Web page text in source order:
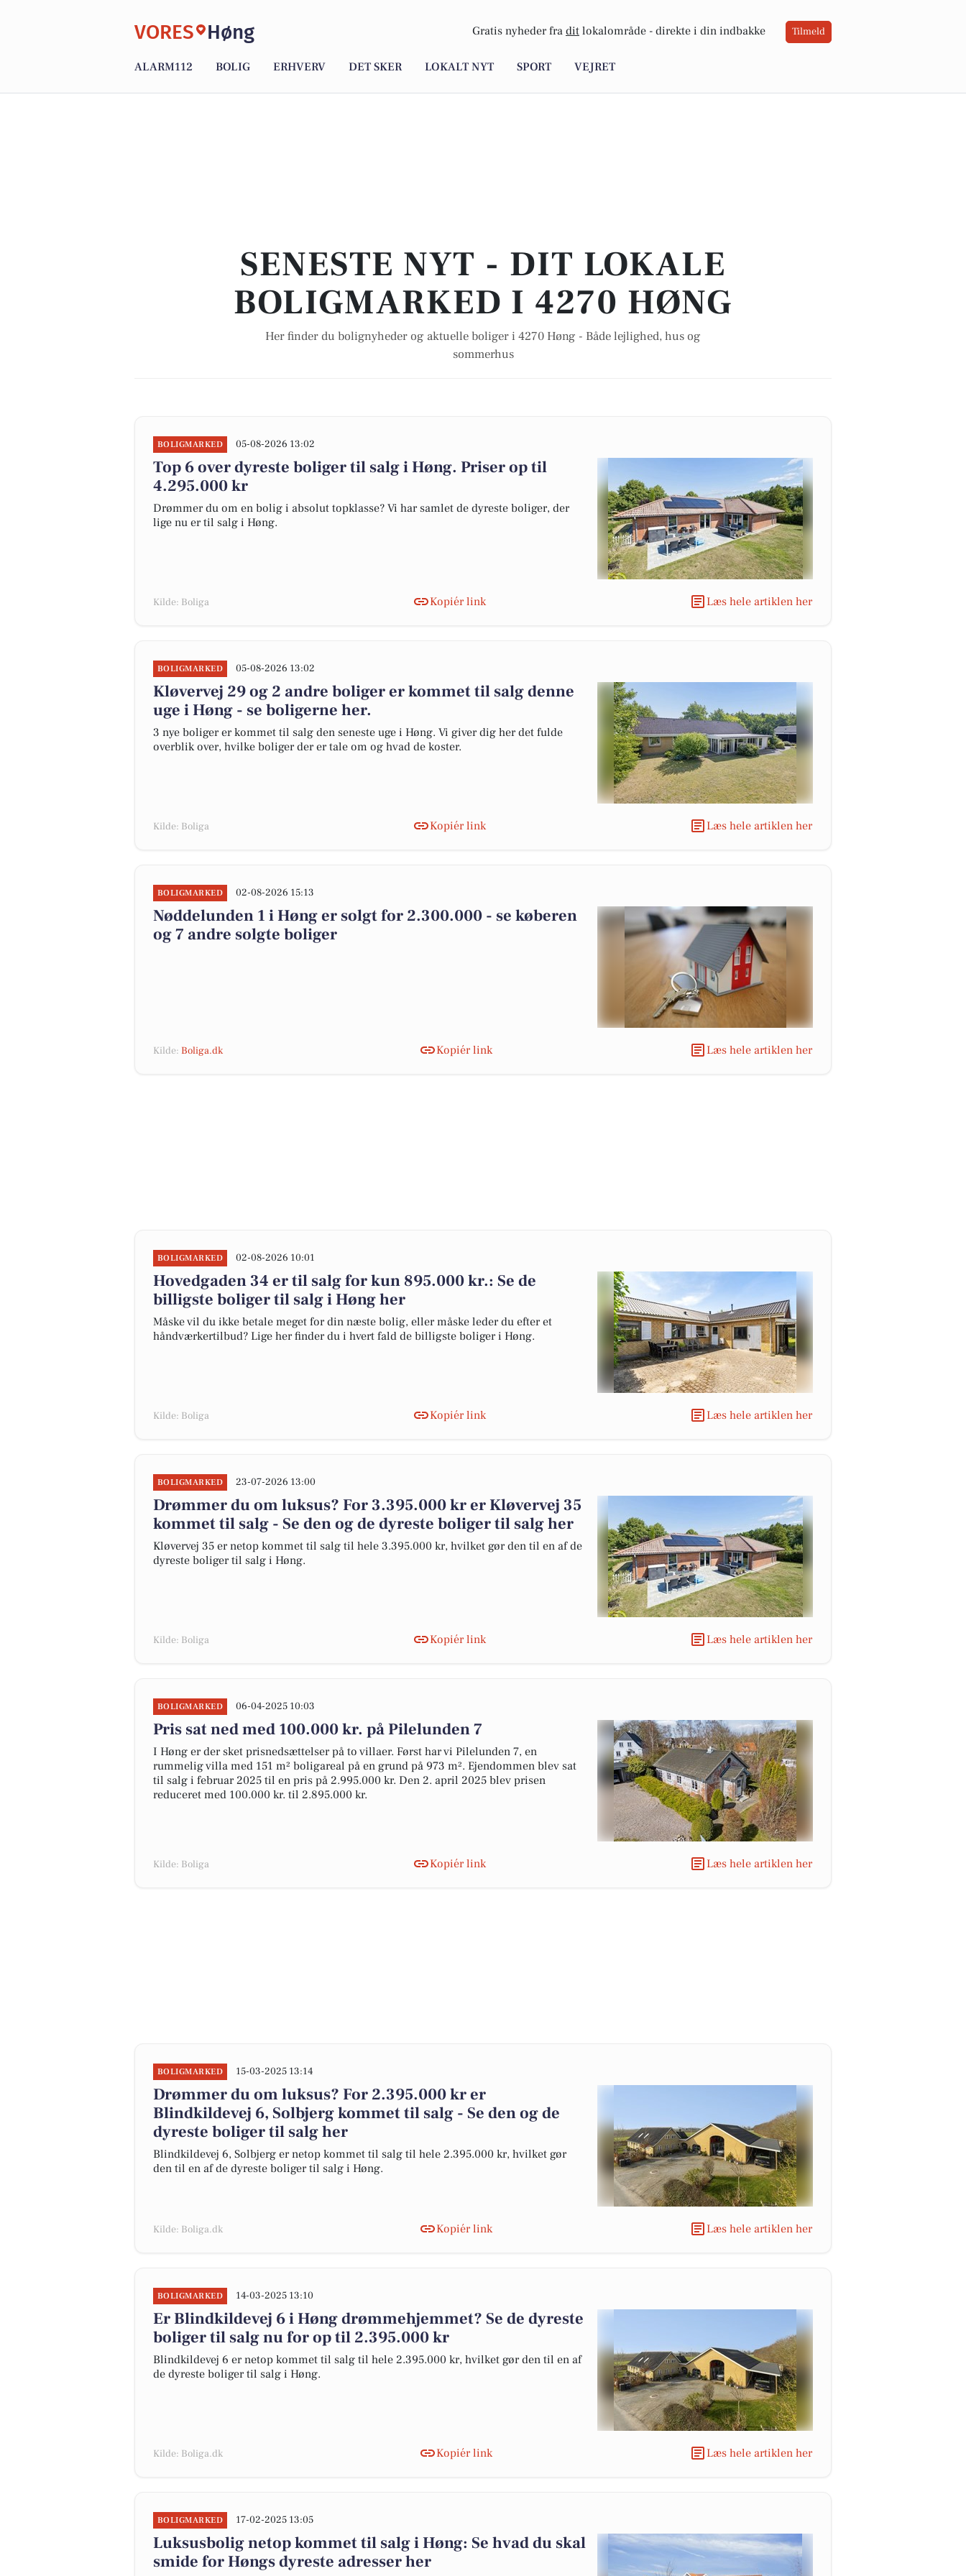
VORES Høng Gratis nyheder fra dit lokalområde - direkte i din indbakke Tilmeld
ALARM112 BOLIG ERHVERV DET SKER LOKALT NYT SPORT VEJRET
SENESTE NYT - DIT LOKALE
BOLIGMARKED I 4270 HØNG
Her finder du bolignyheder og aktuelle boliger i 4270 Høng - Både lejlighed, hus og
sommerhus
BOLIGMARKED 05-08-2026 13:02
Top 6 over dyreste boliger til salg i Høng. Priser op til
4.295.000 kr
Drømmer du om en bolig i absolut topklasse? Vi har samlet de dyreste boliger, der
lige nu er til salg i Høng.
Kilde: Boliga Kopiér link Læs hele artiklen her
BOLIGMARKED 05-08-2026 13:02
Kløvervej 29 og 2 andre boliger er kommet til salg denne
uge i Høng - se boligerne her.
3 nye boliger er kommet til salg den seneste uge i Høng. Vi giver dig her det fulde
overblik over, hvilke boliger der er tale om og hvad de koster.
Kilde: Boliga Kopiér link Læs hele artiklen her
BOLIGMARKED 02-08-2026 15:13
Nøddelunden 1 i Høng er solgt for 2.300.000 - se køberen
og 7 andre solgte boliger
Kilde: Boliga.dk Kopiér link Læs hele artiklen her
BOLIGMARKED 02-08-2026 10:01
Hovedgaden 34 er til salg for kun 895.000 kr.: Se de
billigste boliger til salg i Høng her
Måske vil du ikke betale meget for din næste bolig, eller måske leder du efter et
håndværkertilbud? Lige her finder du i hvert fald de billigste boliger i Høng.
Kilde: Boliga Kopiér link Læs hele artiklen her
BOLIGMARKED 23-07-2026 13:00
Drømmer du om luksus? For 3.395.000 kr er Kløvervej 35
kommet til salg - Se den og de dyreste boliger til salg her
Kløvervej 35 er netop kommet til salg til hele 3.395.000 kr, hvilket gør den til en af de
dyreste boliger til salg i Høng.
Kilde: Boliga Kopiér link Læs hele artiklen her
BOLIGMARKED 06-04-2025 10:03
Pris sat ned med 100.000 kr. på Pilelunden 7
I Høng er der sket prisnedsættelser på to villaer. Først har vi Pilelunden 7, en
rummelig villa med 151 m² boligareal på en grund på 973 m². Ejendommen blev sat
til salg i februar 2025 til en pris på 2.995.000 kr. Den 2. april 2025 blev prisen
reduceret med 100.000 kr. til 2.895.000 kr.
Kilde: Boliga Kopiér link Læs hele artiklen her
BOLIGMARKED 15-03-2025 13:14
Drømmer du om luksus? For 2.395.000 kr er
Blindkildevej 6, Solbjerg kommet til salg - Se den og de
dyreste boliger til salg her
Blindkildevej 6, Solbjerg er netop kommet til salg til hele 2.395.000 kr, hvilket gør
den til en af de dyreste boliger til salg i Høng.
Kilde: Boliga.dk Kopiér link Læs hele artiklen her
BOLIGMARKED 14-03-2025 13:10
Er Blindkildevej 6 i Høng drømmehjemmet? Se de dyreste
boliger til salg nu for op til 2.395.000 kr
Blindkildevej 6 er netop kommet til salg til hele 2.395.000 kr, hvilket gør den til en af
de dyreste boliger til salg i Høng.
Kilde: Boliga.dk Kopiér link Læs hele artiklen her
BOLIGMARKED 17-02-2025 13:05
Luksusbolig netop kommet til salg i Høng: Se hvad du skal
smide for Høngs dyreste adresser her